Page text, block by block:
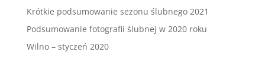
Krótkie podsumowanie sezonu ślubnego 2021
Podsumowanie fotografii ślubnej w 2020 roku
Wilno – styczeń 2020